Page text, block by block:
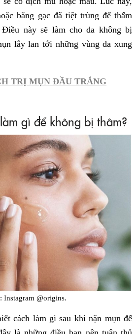
băng gạc đã tiệt trùng để thấm
Điều này sẽ làm cho da không bị
lây lan tới những vùng da xung
TRỊ MỤN ĐẦU TRẮNG
gì để không bị thâm?
Instagram @origins.
cách làm gì sau khi nặn mụn để